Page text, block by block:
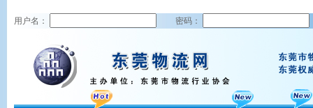
用户名： 密码：